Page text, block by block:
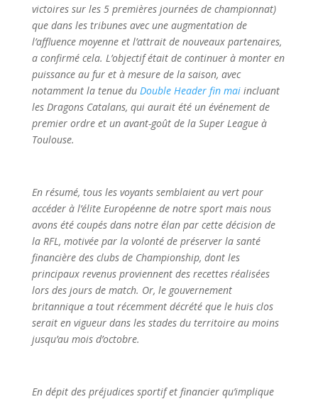
victoires sur les 5 premières journées de championnat)
que dans les tribunes avec une augmentation de
l’affluence moyenne et l’attrait de nouveaux partenaires,
a confirmé cela. L’objectif était de continuer à monter en
puissance au fur et à mesure de la saison, avec
notamment la tenue du Double Header fin mai incluant
les Dragons Catalans, qui aurait été un événement de
premier ordre et un avant-goût de la Super League à
Toulouse.
En résumé, tous les voyants semblaient au vert pour
accéder à l’élite Européenne de notre sport mais nous
avons été coupés dans notre élan par cette décision de
la RFL, motivée par la volonté de préserver la santé
financière des clubs de Championship, dont les
principaux revenus proviennent des recettes réalisées
lors des jours de match. Or, le gouvernement
britannique a tout récemment décrété que le huis clos
serait en vigueur dans les stades du territoire au moins
jusqu’au mois d’octobre.
En dépit des préjudices sportif et financier qu’implique